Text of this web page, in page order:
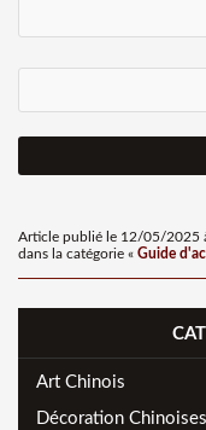
Article publié le 12/05/2025
dans la catégorie « Guide
Art Chinois
Décoration Chinoises